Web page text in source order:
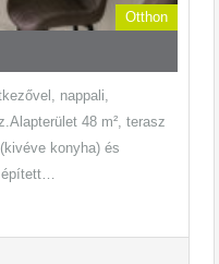
Otthon
nappali,
48 m², terasz
konyha) és